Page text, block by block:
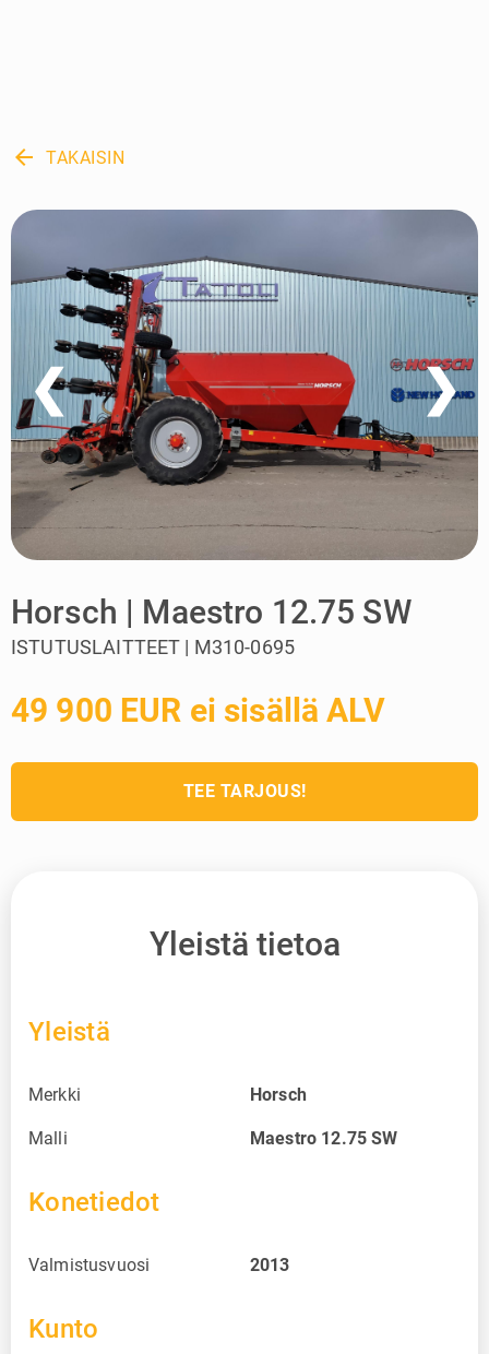
arrow_back TAKAISIN
❮ ❯
Horsch | Maestro 12.75 SW
ISTUTUSLAITTEET | M310-0695
49 900 EUR ei sisällä ALV
TEE TARJOUS!
Yleistä tietoa
Yleistä
Merkki Horsch
Malli Maestro 12.75 SW
Konetiedot
Valmistusvuosi 2013
Kunto